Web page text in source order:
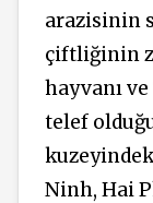
arazisinin
çiftliğinin
hayvanı
telef
Ninh, Hai